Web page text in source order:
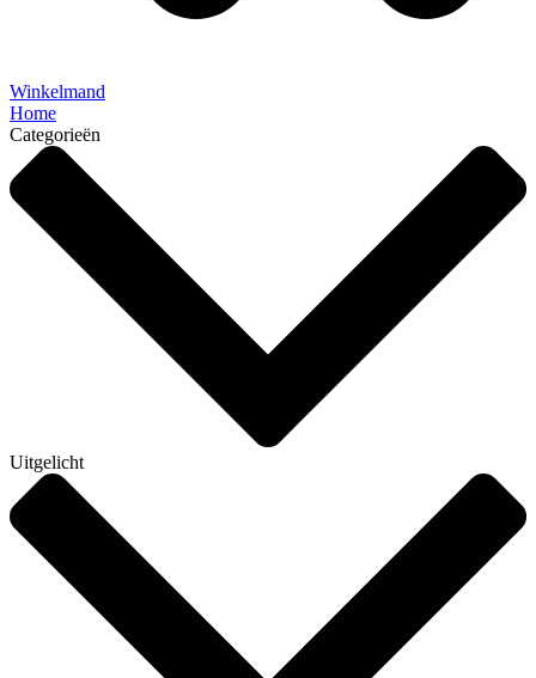
Winkelmand
Home
Categorieën
Uitgelicht